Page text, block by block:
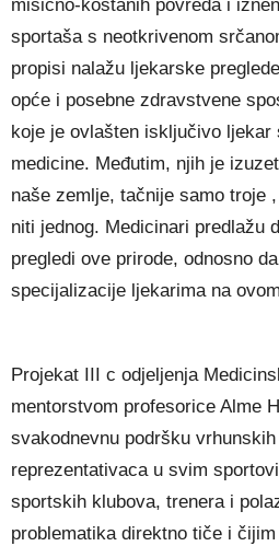
mišićno-koštanih povreda i
sportaša s neotkrivenom
propisi nalažu ljekarske
opće i posebne zdravstvene
koje je ovlašten isključivo
medicine. Međutim, njih je
naše zemlje, tačnije samo troje
niti jednog. Medicinari predlažu
pregledi ove prirode, odnosno
specijalizacije ljekarima na
Projekat III c odjeljenja
mentorstvom profesorice Alme
svakodnevnu podršku
reprezentativaca u svim
sportskih klubova, trenera i
problematika direktno tiče i